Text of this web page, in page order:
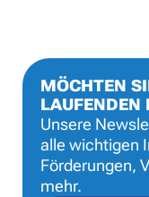
MÖCHTEN
LAUFENDEN
Unsere
alle wichtigen
Förderungen,
mehr.